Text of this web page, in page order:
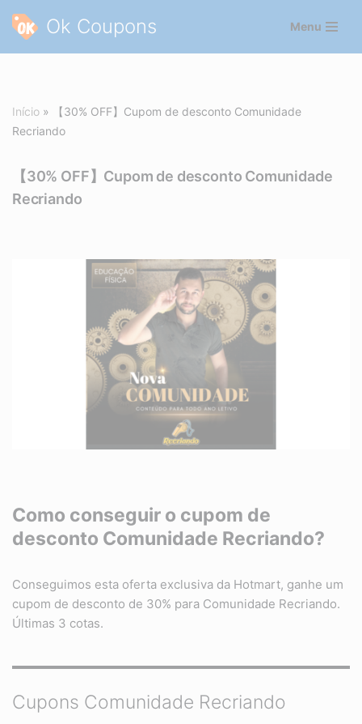
Pular
Ok Coupons Menu
Início »
【30% OFF】Cupom de desconto Comunidade
Recriando
【30% OFF】Cupom de desconto Comunidade
Recriando
Como conseguir o cupom de
desconto Comunidade Recriando?
Conseguimos esta oferta exclusiva da Hotmart, ganhe um
cupom de desconto de 30% para Comunidade Recriando.
Últimas 3 cotas.
Cupons Comunidade Recriando